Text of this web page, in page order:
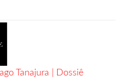
Tanajura | Dossiê